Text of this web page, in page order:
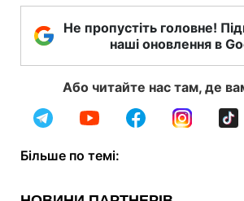
Не пропустіть головне!
наші оновлення в
Або читайте нас там, де
Більше по темі: